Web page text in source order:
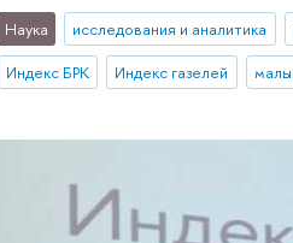
Наука исследования и аналитика
Индекс БРК
Индекс газелей